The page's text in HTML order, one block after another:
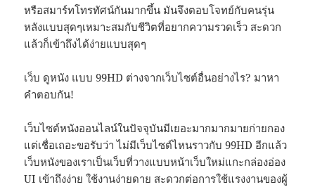
หรือสมาร์ทโทรทัศน์กันมากขึ้น มันจึงตอบโจทย์กับคนรุ่น
หลังแบบสุดๆเหมาะสมกับชีวิตที่อยากความรวดเร็ว สะดวก
แล้วก็เข้าถึงได้ง่ายแบบสุดๆ
เว็บ ดูหนัง แบบ 99HD ต่างจากเว็บไซต์อื่นอย่างไร? มาหา
คำตอบกัน!
เว็บไซต์หนังออนไลน์ในปัจจุบันมีเยอะมากมากมายก่ายกอง
แต่เชื่อเถอะขอรับว่า ไม่มีเว็บไซต์ไหนราวกับ 99HD อีกแล้ว
เว็บหนังของเราเป็นเว็บที่วางแบบหน้าเว็บใหม่แกะกล่องอ่อง
UI เข้าถึงง่าย ใช้งานง่ายดาย สะดวกต่อการใช้แรงงานของผู้